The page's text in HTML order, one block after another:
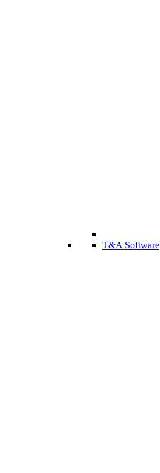
T&A Software